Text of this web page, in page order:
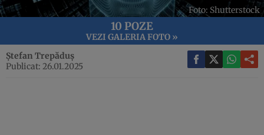
Foto: Shutterstock
10 POZE
VEZI GALERIA FOTO »
Ștefan Trepăduș
Publicat: 26.01.2025